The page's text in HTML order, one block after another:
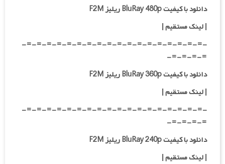
دانلود با کیفیت BluRay 480p ریلیز F2M
| لینک مستقیم|
-=-=-=-=-=-=-=-=-=-=-=-=-=-=-=-=-=-=-
=-=-=-=-
دانلود با کیفیت BluRay 360p ریلیز F2M
| لینک مستقیم|
-=-=-=-=-=-=-=-=-=-=-=-=-=-=-=-=-=-=-
=-=-=-=-
دانلود با کیفیت BluRay 240p ریلیز F2M
| لینک مستقیم|